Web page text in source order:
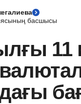
басшысы
11